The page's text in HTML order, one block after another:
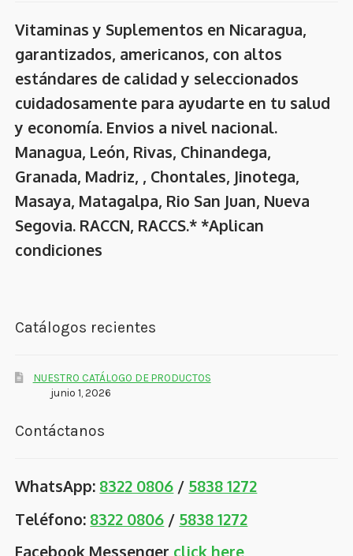
Vitaminas y Suplementos en Nicaragua,
garantizados, americanos, con altos
estándares de calidad y seleccionados
cuidadosamente para ayudarte en tu salud
y economía. Envios a nivel nacional.
Managua, León, Rivas, Chinandega,
Granada, Madriz, , Chontales, Jinotega,
Masaya, Matagalpa, Rio San Juan, Nueva
Segovia. RACCN, RACCS.* *Aplican
condiciones
Catálogos recientes
NUESTRO CATÁLOGO DE PRODUCTOS
junio 1, 2026
Contáctanos
WhatsApp: 8322 0806 / 5838 1272
Teléfono: 8322 0806 / 5838 1272
Facebook Messenger click here